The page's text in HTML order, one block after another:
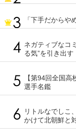
「下手だからや
ネガティブなコ
る気”を引き出
【第94回全国
選手名鑑
リトルなでしこ
かけて北朝鮮と